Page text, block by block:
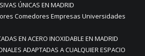
ÚNICAS EN MADRID
Comedores Empresas Universidades
EN ACERO INOXIDABLE EN MADRID
ADAPTADAS A CUALQUIER ESPACIO